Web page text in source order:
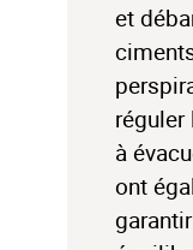
et
réguler
à
ont